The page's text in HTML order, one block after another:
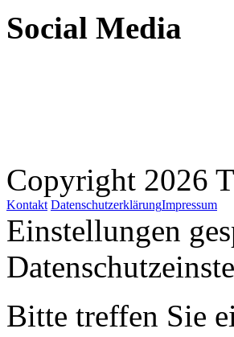
Social Media
Copyright 2026
Kontakt DatenschutzerklärungImpressum
Einstellungen
Bitte treffen Sie